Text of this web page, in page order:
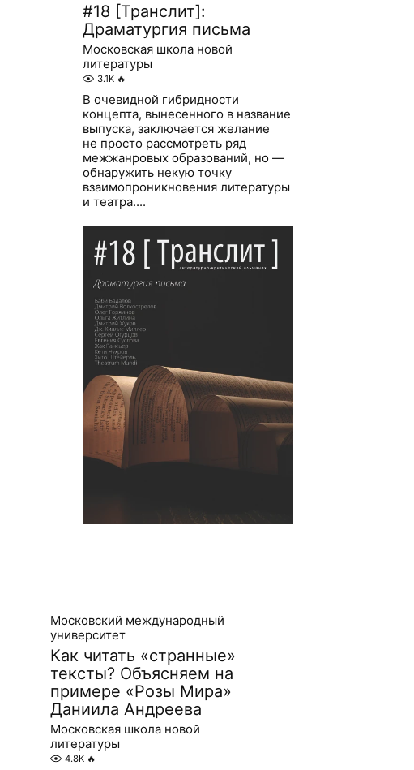
#18 [Транслит]:
Драматургия письма
Московская школа новой
литературы
3.1K 🔥
В очевидной гибридности
концепта, вынесенного в название
выпуска, заключается желание
не просто рассмотреть ряд
межжанровых образований, но —
обнаружить некую точку
взаимопроникновения литературы
и театра....
Московский международный
университет
Как читать «странные»
тексты? Объясняем на
примере «Розы Мира»
Даниила Андреева
Московская школа новой
литературы
4.8K 🔥